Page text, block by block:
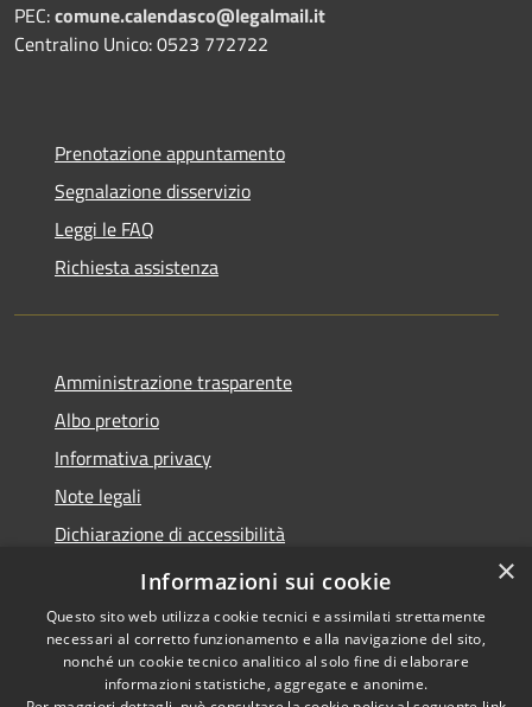
PEC:comune.calendasco@legalmail.it
Centralino Unico: 0523 772722
Prenotazione appuntamento
Segnalazione disservizio
Leggi le FAQ
Richiesta assistenza
Amministrazione trasparente
Albo pretorio
Informativa privacy
Note legali
Dichiarazione di accessibilità
Piano di miglioramento del sito
Copyright © 2026 • Comune di
×
Informazioni sui cookie
Questo sito web utilizza cookie tecnici e assimilati strettamente
necessari al corretto funzionamento e alla navigazione del sito,
nonché un cookie tecnico analitico al solo fine di elaborare
informazioni statistiche, aggregate e anonime.